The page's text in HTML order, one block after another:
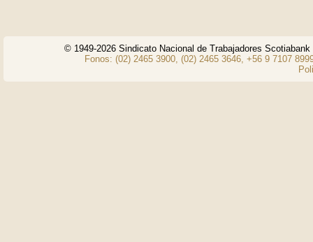
© 1949-2026 Sindicato Nacional de Trabajadores
Fonos: (02) 2465 3900, (02) 2465 3646, +56 9 7107